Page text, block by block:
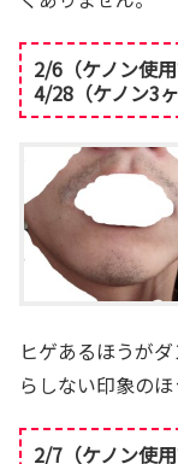
2/6（ケノン使
4/28（ケノン3
ヒゲあるほうが
らしない印象のほ
2/7（ケノン使